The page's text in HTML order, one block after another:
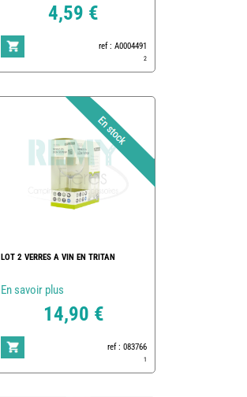
4,59 €
ref : A0004491
2
LOT 2 VERRES A VIN EN TRITAN
En savoir plus
14,90 €
ref : 083766
1